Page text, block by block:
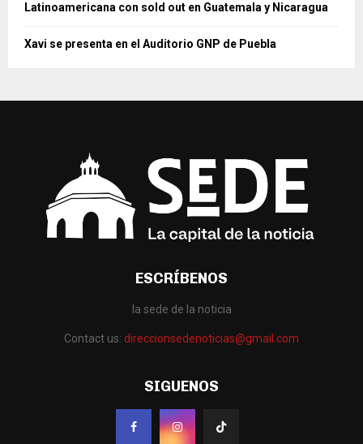
Latinoamericana con sold out en Guatemala y Nicaragua
Xavi se presenta en el Auditorio GNP de Puebla
ESCRÍBENOS
la sede de la noticia
Contact us: direccionsedenoticias@gmail.com
SIGUENOS